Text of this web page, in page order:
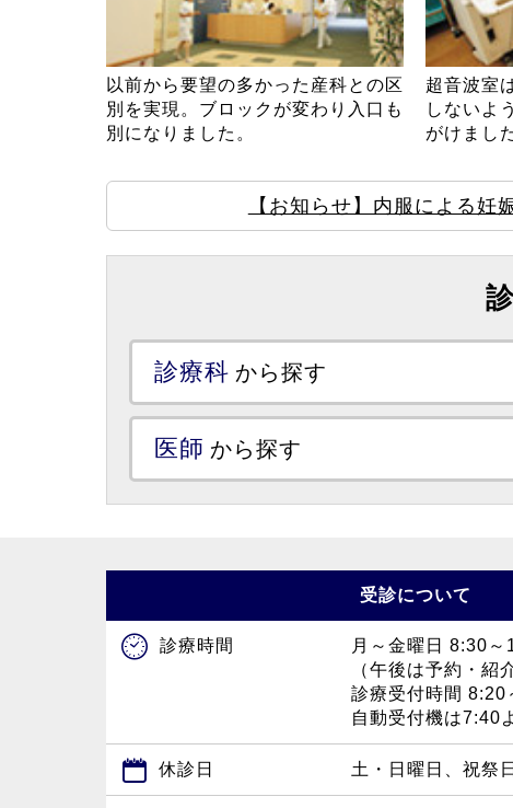
以前から要望の多かった産科との区
別を実現。ブロックが変わり入口も
別になりました。
超音波室
しないよ
がけまし
【お知らせ】内服による妊
診療科 から探す
医師 から探す
受診について
診療時間
月～金曜日 8:30～
（午後は予約・紹
診療受付時間 8:20
自動受付機は7:40
休診日 土・日曜日、祝祭